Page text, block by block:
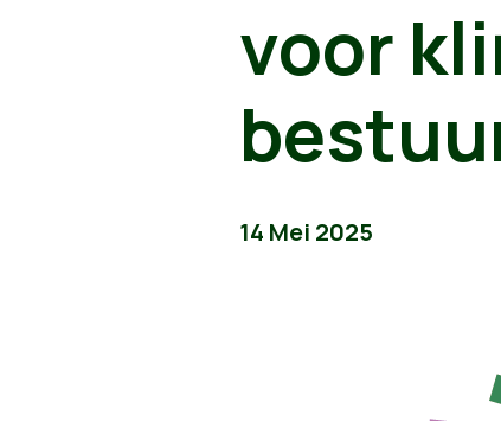
voor
14 Mei 2025